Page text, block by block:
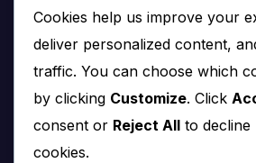
Cookies help us improve your
deliver personalized content,
traffic. You can choose which
by clicking Customize. Click
consent or Reject All to decline
cookies.